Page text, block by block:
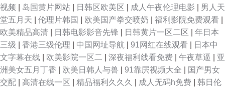
视频
岛国黄片网站 日韩区欧美区 成人午夜伦理电影
男人天
堂五月天
伦理片韩国 欧美国产拳交喷奶 福利影院免费观看
欧美精品高清
日韩电影影音先锋 日韩黄片一区二区
年日本
三级
香港三级伦理 中国网址导航 91网红在线观看
日本中
文字幕在线
欧美影院一区二 深夜福利线看免费 午夜草逼
亚
洲美女五月丁香
欧美日韩人与兽 91靠屄视频大全
国产男女
交配
高清在线一区 精品福利久久久 成人无码h免费
韩日伦